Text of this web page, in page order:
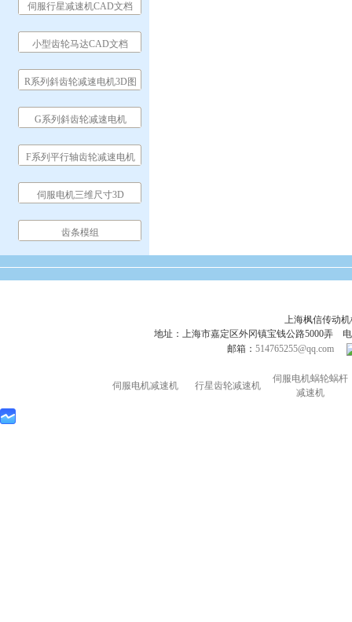
伺服行星减速机CAD文档
小型齿轮马达CAD文档
R系列斜齿轮减速电机3D图
G系列斜齿轮减速电机
F系列平行轴齿轮减速电机
伺服电机三维尺寸3D
齿条模组
上海枫信传动
地址：上海市嘉定区外冈镇宝钱公路5000弄 电
邮箱：514765255@qq.com
伺服电机减速机 行星齿轮减速机
伺服电机蜗轮蜗杆
减速机